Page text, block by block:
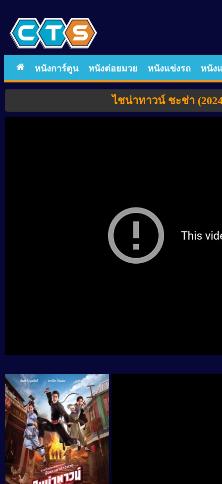
หนังการ์ตูน หนังต่อยมวย หนังแข่งรถ หนัง
ไชน่าทาวน์ ชะช่า